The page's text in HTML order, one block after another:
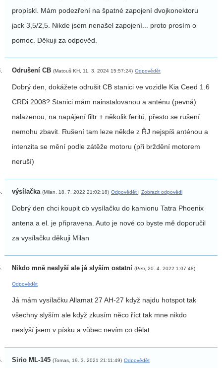
propískl. Mám podezření na špatné zapojení dvojkonektoru
jack 3,5/2,5. Nikde jsem nenašel zapojení... proto prosím o
pomoc. Děkuji za odpověd.
Odrušení CB (Matouš KH, 11. 3. 2024 15:57:24) Odpovědět
Dobrý den, dokážete odrušit CB stanici ve vozidle Kia Ceed 1.6
CRDi 2008? Stanici mám nainstalovanou a anténu (pevná)
nalazenou, na napájení filtr + několik feritů, přesto se rušení
nemohu zbavit. Rušení tam leze někde z ŘJ nejspíš anténou a
intenzita se mění podle zátěže motoru (při brždění motorem
neruší)
výsílačka (Milan, 18. 7. 2022 21:02:18) Odpovědět | Zobrazit odpovědi
Dobrý den chci koupit cb vysílačku do kamionu Tatra Phoenix
antena a el. je připravena. Auto je nové co byste mě doporučil
za vysílačku děkuji Milan
Nikdo mně neslyší ale já slyším ostatní (Petr, 20. 4. 2022 1:07:48)
Odpovědět
Já mám vysílačku Allamat 27 AH-27 když najdu hotspot tak
všechny slyším ale když zkusím něco říct tak mne nikdo
neslyší jsem v písku a vůbec nevím co dělat
Sirio ML-145 (Tomas, 19. 3. 2021 21:11:49) Odpovědět